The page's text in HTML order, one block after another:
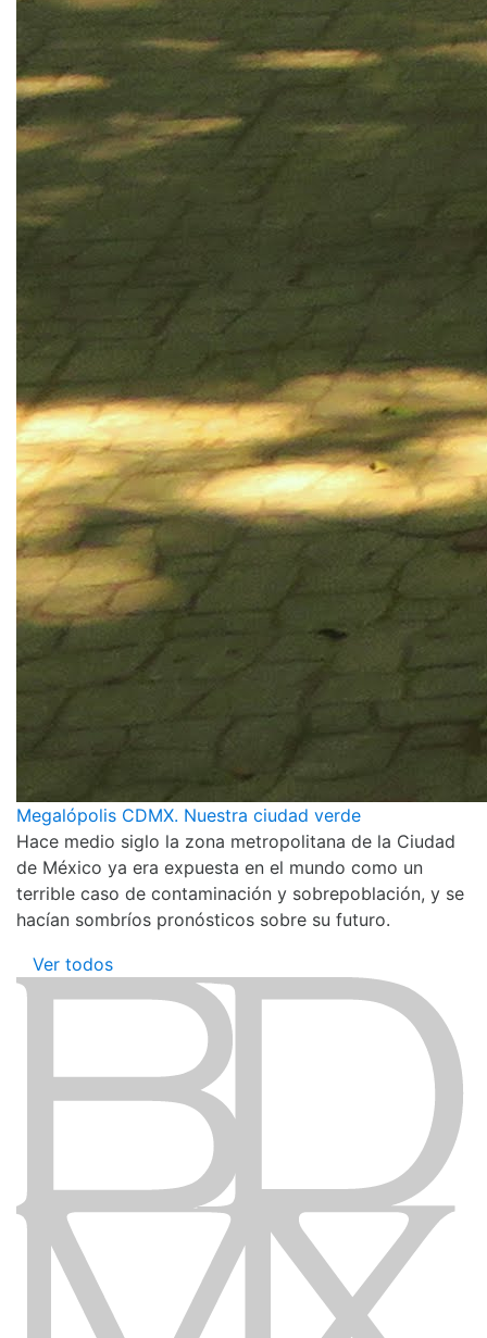
Megalópolis CDMX. Nuestra ciudad verde
Hace medio siglo la zona metropolitana de la Ciudad
de México ya era expuesta en el mundo como un
terrible caso de contaminación y sobrepoblación, y se
hacían sombríos pronósticos sobre su futuro.
Ver todos